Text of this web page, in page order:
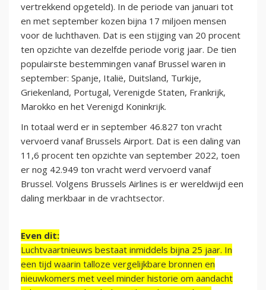
vertrekkend opgeteld). In de periode van januari tot
en met september kozen bijna 17 miljoen mensen
voor de luchthaven. Dat is een stijging van 20 procent
ten opzichte van dezelfde periode vorig jaar. De tien
populairste bestemmingen vanaf Brussel waren in
september: Spanje, Italië, Duitsland, Turkije,
Griekenland, Portugal, Verenigde Staten, Frankrijk,
Marokko en het Verenigd Koninkrijk.
In totaal werd er in september 46.827 ton vracht
vervoerd vanaf Brussels Airport. Dat is een daling van
11,6 procent ten opzichte van september 2022, toen
er nog 42.949 ton vracht werd vervoerd vanaf
Brussel. Volgens Brussels Airlines is er wereldwijd een
daling merkbaar in de vrachtsector.
Even dit:
Luchtvaartnieuws bestaat inmiddels bijna 25 jaar. In
een tijd waarin talloze vergelijkbare bronnen en
nieuwkomers met veel minder historie om aandacht